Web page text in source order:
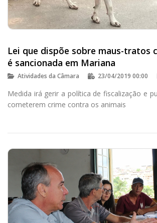
Lei que dispõe sobre maus-tratos
é sancionada em Mariana
Atividades da Câmara 23/04/2019 00:00
Medida irá gerir a política de fiscalização e
cometerem crime contra os animais